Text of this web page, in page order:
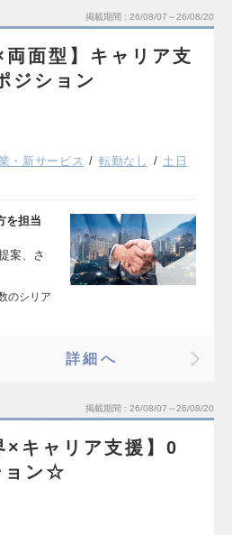
掲載期間 26/08/07～26/08/20
面型】キャリア支
ジション
・新サービス 転勤なし
土日
を担当
案、さ
のシリア
詳細へ
掲載期間 26/08/07～26/08/20
キャリア支援】0
ョン☆